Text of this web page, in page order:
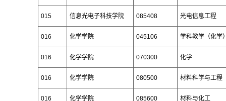
015 信息光电子科技学院 085408 光电信息工程
016 化学学院 045106 学科教学（化学
016 化学学院 070300 化学
016 化学学院 080500 材料科学与工程
016 化学学院 085600 材料与化工